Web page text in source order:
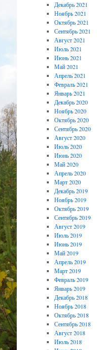
Декабрь 2021
Ноябрь 2021
Октябрь 2021
Сентябрь 2021
Август 2021
Июль 2021
Июнь 2021
Май 2021
Апрель 2021
Февраль 2021
Январь 2021
Декабрь 2020
Ноябрь 2020
Октябрь 2020
Сентябрь 2020
Август 2020
Июль 2020
Июнь 2020
Май 2020
Апрель 2020
Март 2020
Декабрь 2019
Ноябрь 2019
Октябрь 2019
Сентябрь 2019
Август 2019
Июль 2019
Июнь 2019
Май 2019
Апрель 2019
Март 2019
Февраль 2019
Январь 2019
Декабрь 2018
Ноябрь 2018
Октябрь 2018
Сентябрь 2018
Август 2018
Июль 2018